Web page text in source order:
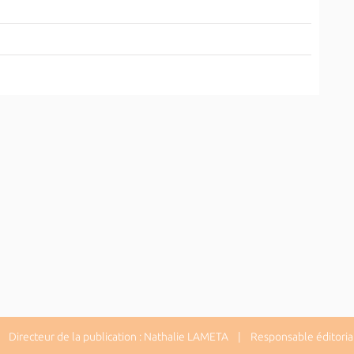
de la publication : Nathalie LAMETA | Responsable éditorial